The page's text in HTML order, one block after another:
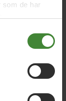
som de har